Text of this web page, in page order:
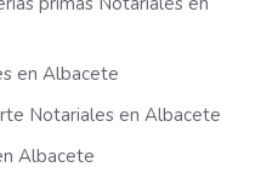
en Albacete
Notariales en Albacete
Albacete